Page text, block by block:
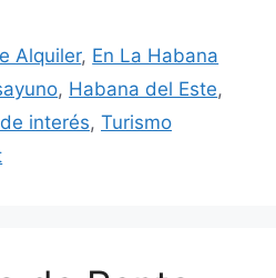
Alquiler, En La Habana
, Habana del Este,
interés, Turismo